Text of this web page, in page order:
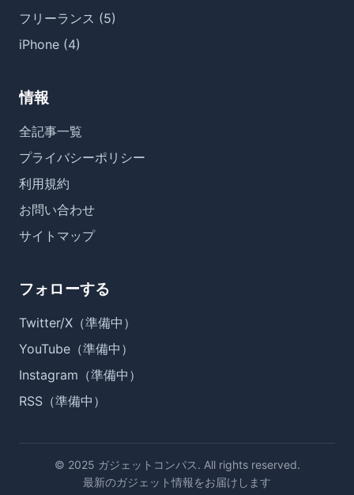
フリーランス (5)
iPhone (4)
情報
全記事一覧
プライバシーポリシー
利用規約
お問い合わせ
サイトマップ
フォローする
Twitter/X（準備中）
YouTube（準備中）
Instagram（準備中）
RSS（準備中）
© 2025 ガジェットコンパス. All rights reserved.
最新のガジェット情報をお届けします